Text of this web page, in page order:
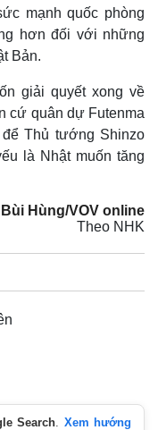
mạnh quốc phòng
hơn đối với những
Bản.
giải quyết xong về
cứ quân dự Futenma
Thủ tướng Shinzo
là Nhật muốn tăng
Bùi Hùng/VOV online
Theo NHK
Search. Xem hướng